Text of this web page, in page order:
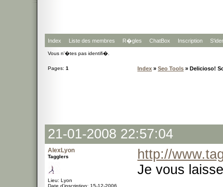
Index Liste des membres R�gles ChatBox Inscription
Vous n'�tes pas identifi�.
Pages: 1 Index » Seo Tools » Delicioso!
21-01-2008 22:57:04
AlexLyon
Tagglers
Lieu: Lyon
Date d'inscription: 15-12-2006
http://
Je vous